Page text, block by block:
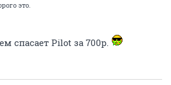
это.
спасает Pilot за 700р.